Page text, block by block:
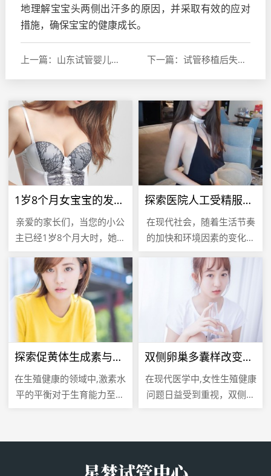
地理解宝宝头两侧出汗多的原因，并采取有效的应对
措施，确保宝宝的健康成长。
上一篇：山东试管婴儿费用解析，全面了解生育辅助技术的成本 下一篇：试管移植后失眠，应对策略与自我护理
1岁8个月女宝宝的发育里程碑，成长与进步
亲爱的家长们，当您的小公
主已经1岁8个月大时，她正
的新阶段，在这个阶段，宝
宝的身体、认知和社交能力
都在迅...
探索医院人工受精服务，可行性与患者指南
在现代社会，随着生活节奏
的加快和环境因素的变化，
难题，人工受精作为一种辅
助生殖技术，为许多不孕不
育夫妇带...
探索促黄体生成素与促卵泡生成素比值的奥秘，生殖健康的关键指标
在生殖健康的领域中,激素水
平的平衡对于生育能力至关
简称LH）和促卵泡...
双侧卵巢多囊样改变好治吗？
在现代医学中,女性生殖健康
问题日益受到重视，双侧卵
PCOS）...